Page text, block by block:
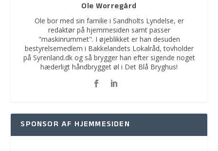
Ole Worregård
Ole bor med sin familie i Sandholts Lyndelse, er
redaktør på hjemmesiden samt passer
"maskinrummet". I øjeblikket er han desuden
bestyrelsemedlem i Bakkelandets Lokalråd, tovholder
på Syrenland.dk og så brygger han efter sigende noget
hæderligt håndbrygget øl i Det Blå Bryghus!
SPONSOR AF HJEMMESIDEN